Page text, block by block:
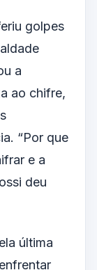
golpes
a
ao chifre,
“Por que
e a
deu
última